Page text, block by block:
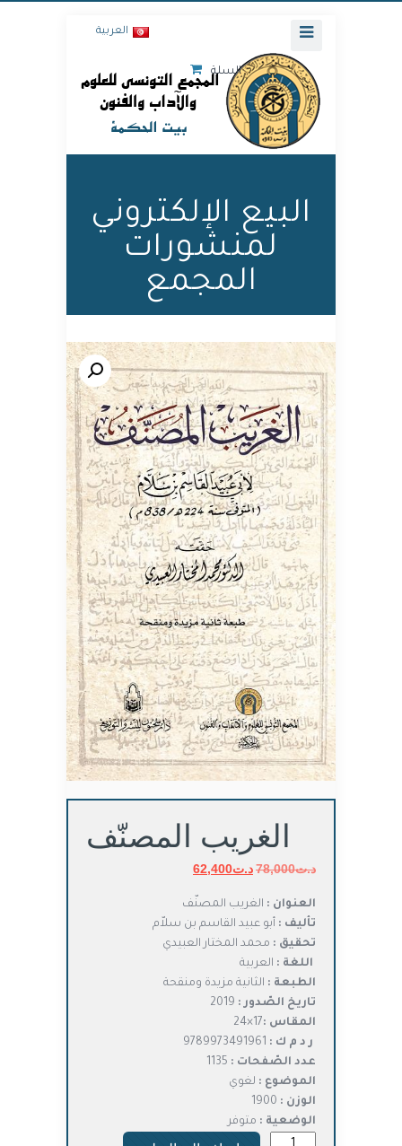
العربية
السلة
البيع الإلكتروني
لمنشورات
المجمع
🔍
الغريب المصنّف
د.ت78,000 السعر
هو:
د.ت78,000.
د.ت62,400السعر
هو:
د.ت62,400.
العنوان : الغريب المصنّف
تأليف : أبو عبيد القاسم بن سلاّم
تحقيق : محمد المختار العبيدي
اللغة : العربية
الطبعة : الثانية مزيدة ومنقحة
تاريخ الصّدور :
المقاس : 17×24
ر د م ك :
عدد الصّفحات :
الموضوع : لغوي
الوزن : 1900
الوضعية : متوفر